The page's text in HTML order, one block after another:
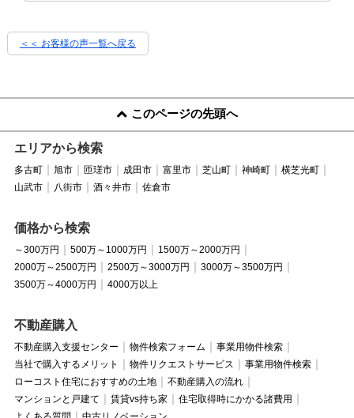
＜＜ お客様の声一覧へ戻る
このページの先頭へ
エリアから検索
多古町 旭市 匝瑳市 成田市 富里市 芝山町 神崎町
横芝光町
山武市
八街市 酒々井市 佐倉市
価格から検索
～300万円 500万～1000万円
1500万～2000万円
2000万～2500万円
2500万～3000万円
3000万～3500万円
3500万～4000万円
4000万以上
不動産購入
不動産購入支援センター 物件検索フォーム
事業用物件検索
当社で購入するメリット
物件リクエストサービス
事業用物件検索
ローコスト住宅におすすめの土地
不動産購入の流れ
マンションと戸建て
賃貸vs持ち家
住宅取得時にかかる諸費用